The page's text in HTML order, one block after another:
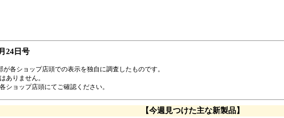
24日号
各ショップ店頭での表示を独自に調査したものです。
ありません。
ョップ店頭にてご確認ください。
【今週見つけた主な新製品】